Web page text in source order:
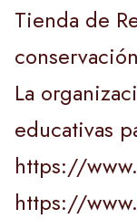
Tienda de
La
educativas
https://
https://